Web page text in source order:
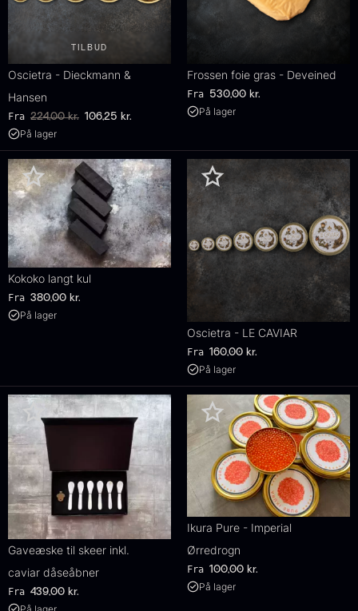
TILBUD
Oscietra - Dieckmann &
Hansen
Fra 224,00 kr.Original
was:
224,00.
106,25 kr.
is:
106,25.
På lager
Frossen foie gras - Deveined
Fra 530,00 kr.
På lager
Kokoko langt kul
Fra 380,00 kr.
På lager
Oscietra - LE CAVIAR
Fra 160,00 kr.
På lager
Gaveæske til skeer inkl.
caviar dåseåbner
Fra 439,00 kr.
Ikura Pure - Imperial
Ørredrogn
Fra 100,00 kr.
På lager